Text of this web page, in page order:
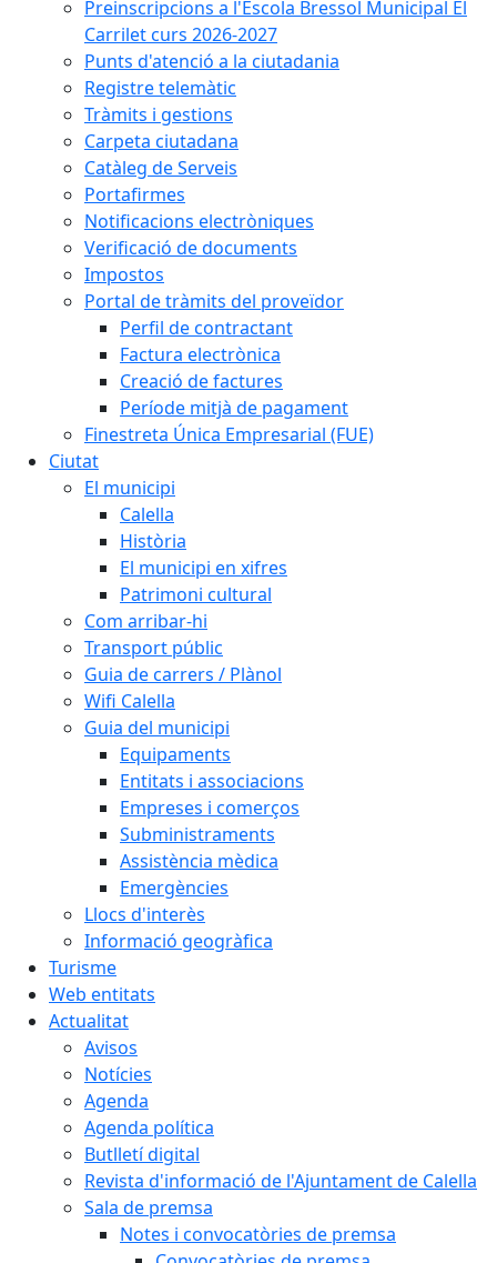
Preinscripcions a l'Escola Bressol Municipal El
Carrilet curs 2026-2027
Punts d'atenció a la ciutadania
Registre telemàtic
Tràmits i gestions
Carpeta ciutadana
Catàleg de Serveis
Portafirmes
Notificacions electròniques
Verificació de documents
Impostos
Portal de tràmits del proveïdor
Perfil de contractant
Factura electrònica
Creació de factures
Període mitjà de pagament
Finestreta Única Empresarial (FUE)
Ciutat
El municipi
Calella
Història
El municipi en xifres
Patrimoni cultural
Com arribar-hi
Transport públic
Guia de carrers / Plànol
Wifi Calella
Guia del municipi
Equipaments
Entitats i associacions
Empreses i comerços
Subministraments
Assistència mèdica
Emergències
Llocs d'interès
Informació geogràfica
Turisme
Web entitats
Actualitat
Avisos
Notícies
Agenda
Agenda política
Butlletí digital
Revista d'informació de l'Ajuntament de Calella
Sala de premsa
Notes i convocatòries de premsa